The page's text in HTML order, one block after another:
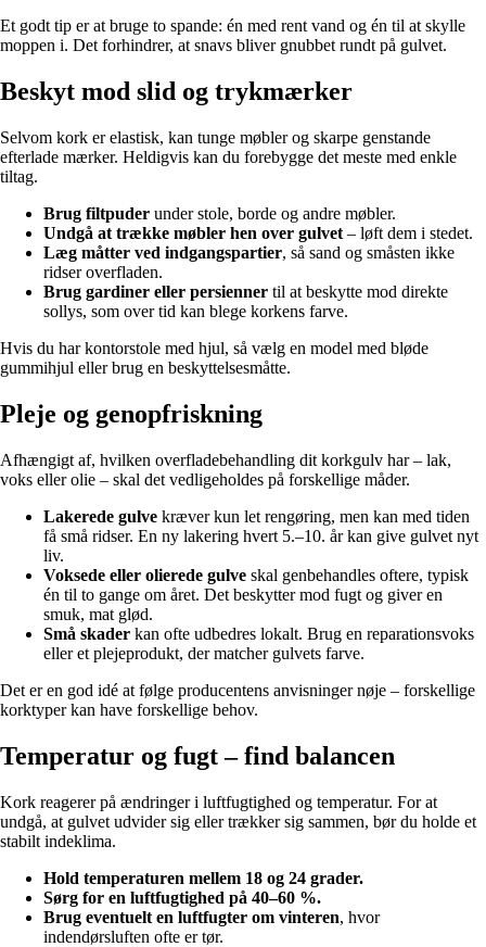
Et godt tip er at bruge to spande: én med rent vand og én til at skylle
moppen i. Det forhindrer, at snavs bliver gnubbet rundt på gulvet.
Beskyt mod slid og trykmærker
Selvom kork er elastisk, kan tunge møbler og skarpe genstande
efterlade mærker. Heldigvis kan du forebygge det meste med enkle
tiltag.
Brug filtpuder under stole, borde og andre møbler.
Undgå at trække møbler hen over gulvet – løft dem i stedet.
Læg måtter ved indgangspartier, så sand og småsten ikke
ridser overfladen.
Brug gardiner eller persienner til at beskytte mod direkte
sollys, som over tid kan blege korkens farve.
Hvis du har kontorstole med hjul, så vælg en model med bløde
gummihjul eller brug en beskyttelsesmåtte.
Pleje og genopfriskning
Afhængigt af, hvilken overfladebehandling dit korkgulv har – lak,
voks eller olie – skal det vedligeholdes på forskellige måder.
Lakerede gulve kræver kun let rengøring, men kan med tiden
få små ridser. En ny lakering hvert 5.–10. år kan give gulvet nyt
liv.
Voksede eller olierede gulve skal genbehandles oftere, typisk
én til to gange om året. Det beskytter mod fugt og giver en
smuk, mat glød.
Små skader kan ofte udbedres lokalt. Brug en reparationsvoks
eller et plejeprodukt, der matcher gulvets farve.
Det er en god idé at følge producentens anvisninger nøje – forskellige
korktyper kan have forskellige behov.
Temperatur og fugt – find balancen
Kork reagerer på ændringer i luftfugtighed og temperatur. For at
undgå, at gulvet udvider sig eller trækker sig sammen, bør du holde et
stabilt indeklima.
Hold temperaturen mellem 18 og 24 grader.
Sørg for en luftfugtighed på 40–60 %.
Brug eventuelt en luftfugter om vinteren, hvor
indendørsluften ofte er tør.